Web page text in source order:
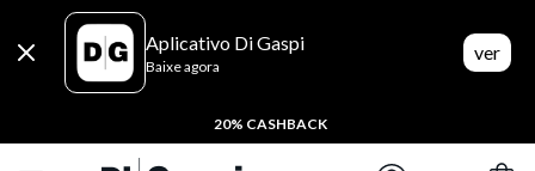
Aplicativo Di Gaspi
Baixe agora
ver
20% CASHBACK